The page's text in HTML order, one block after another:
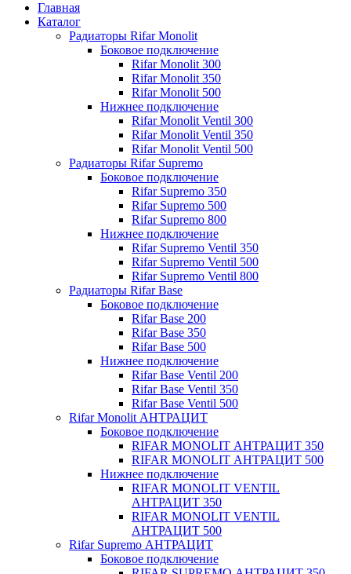
Главная
Каталог
Радиаторы Rifar Monolit
Боковое подключение
Rifar Monolit 300
Rifar Monolit 350
Rifar Monolit 500
Нижнее подключение
Rifar Monolit Ventil 300
Rifar Monolit Ventil 350
Rifar Monolit Ventil 500
Радиаторы Rifar Supremo
Боковое подключение
Rifar Supremo 350
Rifar Supremo 500
Rifar Supremo 800
Нижнее подключение
Rifar Supremo Ventil 350
Rifar Supremo Ventil 500
Rifar Supremo Ventil 800
Радиаторы Rifar Base
Боковое подключение
Rifar Base 200
Rifar Base 350
Rifar Base 500
Нижнее подключение
Rifar Base Ventil 200
Rifar Base Ventil 350
Rifar Base Ventil 500
Rifar Monolit АНТРАЦИТ
Боковое подключение
RIFAR MONOLIT АНТРАЦИТ 350
RIFAR MONOLIT АНТРАЦИТ 500
Нижнее подключение
RIFAR MONOLIT VENTIL
АНТРАЦИТ 350
RIFAR MONOLIT VENTIL
АНТРАЦИТ 500
Rifar Supremo АНТРАЦИТ
Боковое подключение